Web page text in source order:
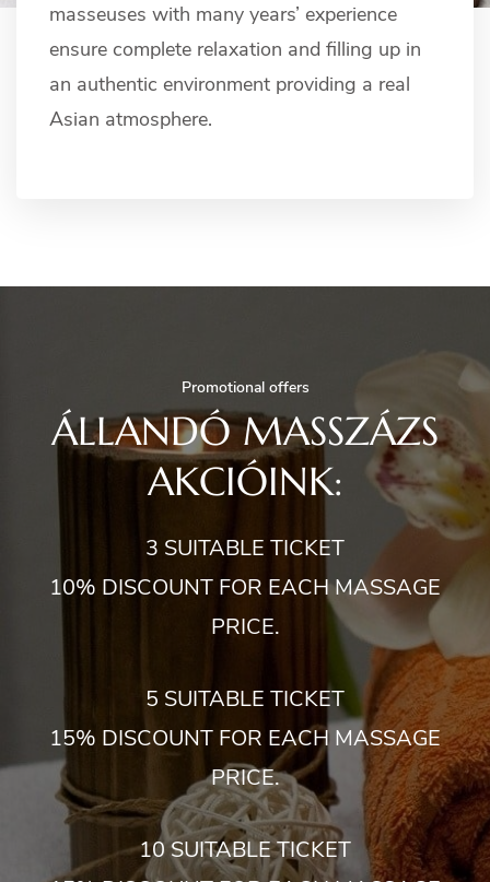
masseuses with many years’ experience
ensure complete relaxation and filling up in
an authentic environment providing a real
Asian atmosphere.​
Promotional offers
ÁLLANDÓ MASSZÁZS
AKCIÓINK:
3 SUITABLE TICKET
10% DISCOUNT FOR EACH MASSAGE
PRICE.
5 SUITABLE TICKET
15% DISCOUNT FOR EACH MASSAGE
PRICE.
10 SUITABLE TICKET